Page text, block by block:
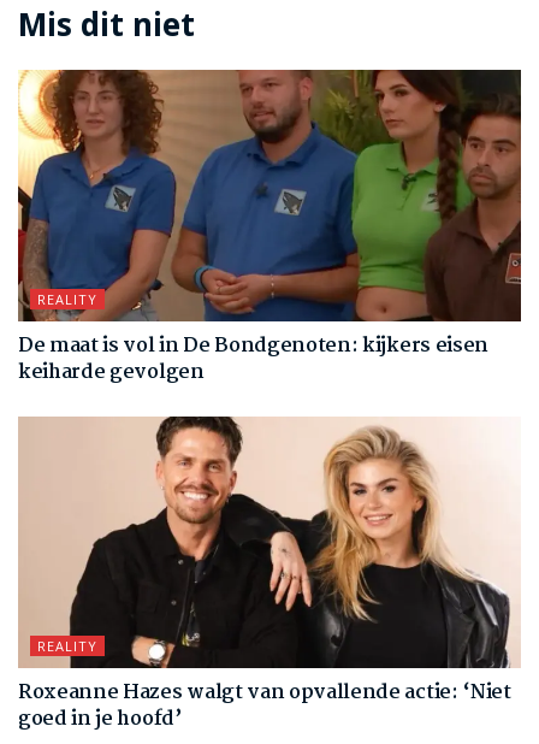
Mis dit niet
REALITY
De maat is vol in De Bondgenoten: kijkers eisen
keiharde gevolgen
REALITY
Roxeanne Hazes walgt van opvallende actie: ‘Niet
goed in je hoofd’